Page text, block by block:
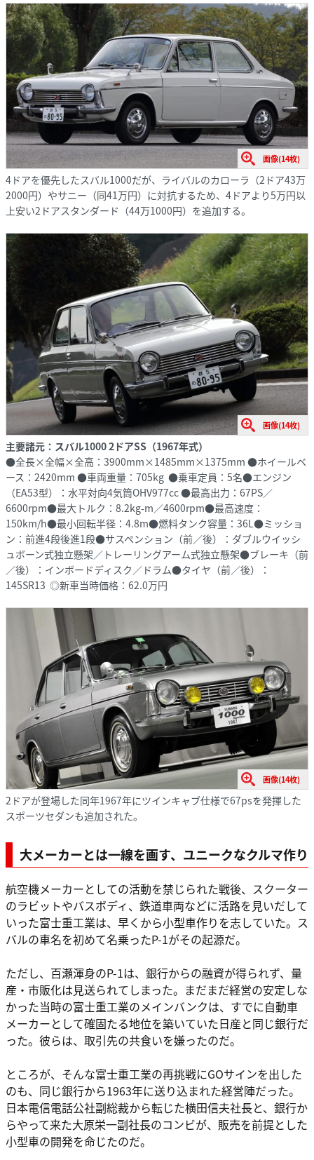
画像(14枚)
4ドアを優先したスバル1000だが、ライバルのカローラ（2ドア43万
2000円）やサニー（同41万円）に対抗するため、4ドアより5万円以
上安い2ドアスタンダード（44万1000円）を追加する。
画像(14枚)
主要諸元：スバル1000 2ドアSS（1967年式）
●全長×全幅×全高：3900mm×1485mm×1375mm ●ホイールベ
ース：2420mm ●車両重量：705kg ●乗車定員：5名●エンジン
（EA53型）：水平対向4気筒OHV977cc ●最高出力：67PS／
6600rpm●最大トルク：8.2kg-m／4600rpm●最高速度：
150km/h●最小回転半径：4.8m●燃料タンク容量：36L●ミッショ
ン：前進4段後進1段●サスペンション（前／後）：ダブルウイッシ
ュボーン式独立懸架／トレーリングアーム式独立懸架●ブレーキ（前
／後）：インボードディスク／ドラム●タイヤ（前／後）：
145SR13 ◎新車当時価格：62.0万円
画像(14枚)
2ドアが登場した同年1967年にツインキャブ仕様で67psを発揮した
スポーツセダンも追加された。
大メーカーとは一線を画す、ユニークなクルマ作り
航空機メーカーとしての活動を禁じられた戦後、スクーター
のラビットやバスボディ、鉄道車両などに活路を見いだして
いった富士重工業は、早くから小型車作りを志していた。ス
バルの車名を初めて名乗ったP-1がその起源だ。
ただし、百瀬渾身のP-1は、銀行からの融資が得られず、量
産・市販化は見送られてしまった。まだまだ経営の安定しな
かった当時の富士重工業のメインバンクは、すでに自動車
メーカーとして確固たる地位を築いていた日産と同じ銀行だ
った。彼らは、取引先の共食いを嫌ったのだ。
ところが、そんな富士重工業の再挑戦にGOサインを出した
のも、同じ銀行から1963年に送り込まれた経営陣だった。
日本電信電話公社副総裁から転じた横田信夫社長と、銀行か
らやって来た大原栄一副社長のコンビが、販売を前提とした
小型車の開発を命じたのだ。